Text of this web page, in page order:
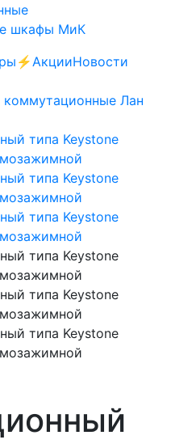
шкафы МиК
⚡️АкцииНовости
Лан